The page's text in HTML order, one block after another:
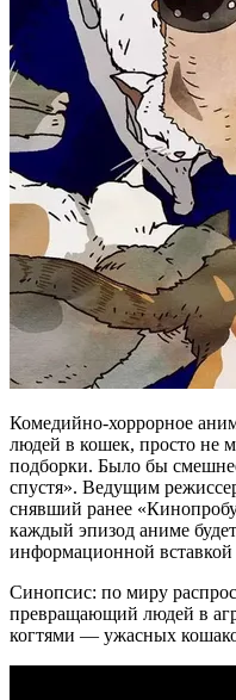
Комедийно-хоррорное
людей в кошек, просто не
подборки. Было бы
спустя». Ведущим
снявший ранее
каждый эпизод аниме
информационной
Синопсис: по миру
превращающий людей в
когтями — ужасных